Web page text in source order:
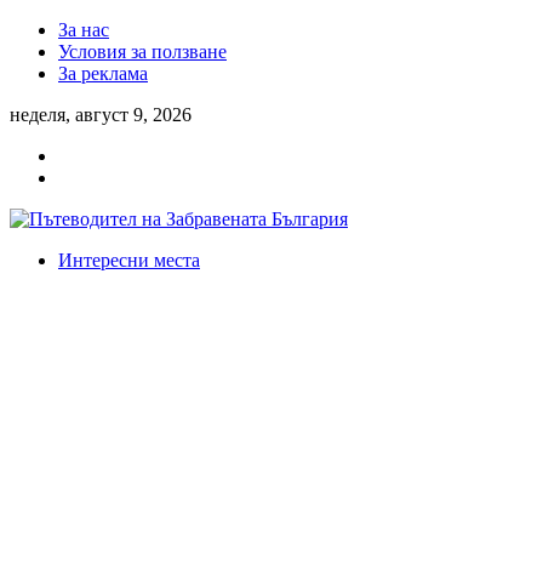
За нас
Условия за ползване
За реклама
неделя, август 9, 2026
Интересни места